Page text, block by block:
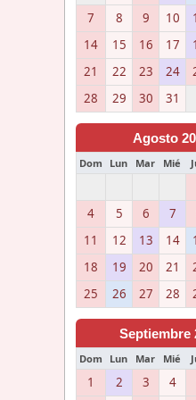
7
8 9 10
14
15 16 17
21
22 23 24
28
29 30 31
Agosto
Dom Lun Mar Mié
4
5 6 7
11
12 13 14
18
19 20 21
25
26 27 28
Septiembre
Dom Lun Mar Mié
1 2 3 4